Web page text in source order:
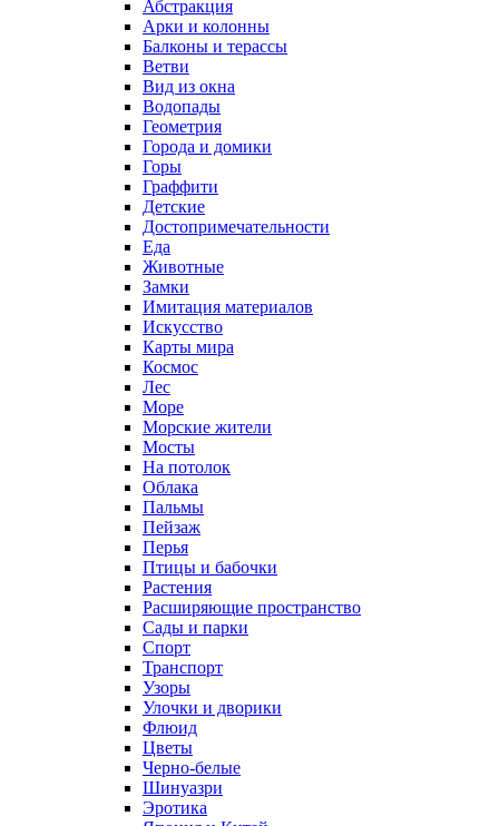
Абстракция
Арки и колонны
Балконы и терассы
Ветви
Вид из окна
Водопады
Геометрия
Города и домики
Горы
Граффити
Детские
Достопримечательности
Еда
Животные
Замки
Имитация материалов
Искусство
Карты мира
Космос
Лес
Море
Морские жители
Мосты
На потолок
Облака
Пальмы
Пейзаж
Перья
Птицы и бабочки
Растения
Расширяющие пространство
Сады и парки
Спорт
Транспорт
Узоры
Улочки и дворики
Флюид
Цветы
Черно-белые
Шинуазри
Эротика